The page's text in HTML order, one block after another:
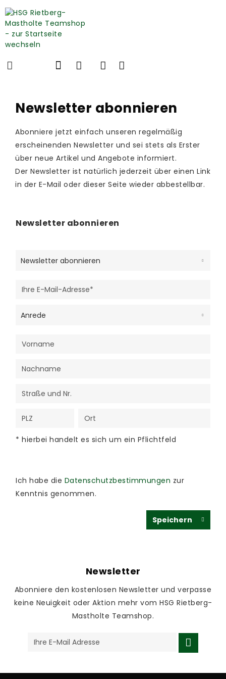
Newsletter abonnieren
Abonniere jetzt einfach unseren regelmäßig
erscheinenden Newsletter und sei stets als Erster
über neue Artikel und Angebote informiert.
Der Newsletter ist natürlich jederzeit über einen Link
in der E-Mail oder dieser Seite wieder abbestellbar.
Newsletter abonnieren
* hierbei handelt es sich um ein Pflichtfeld
Ich habe die Datenschutzbestimmungen zur
Kenntnis genommen.
Speichern
Newsletter
Abonniere den kostenlosen Newsletter und verpasse
keine Neuigkeit oder Aktion mehr vom HSG Rietberg-
Mastholte Teamshop.